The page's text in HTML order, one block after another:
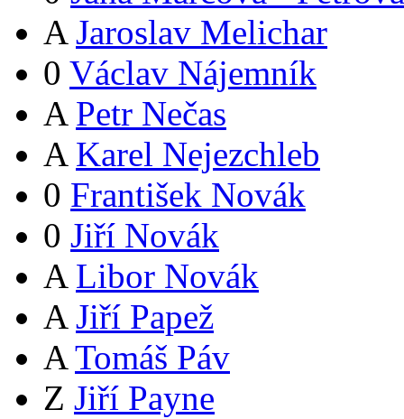
A Jaroslav Melichar
0 Václav Nájemník
A Petr Nečas
A Karel Nejezchleb
0 František Novák
0 Jiří Novák
A Libor Novák
A Jiří Papež
A Tomáš Páv
Z Jiří Payne